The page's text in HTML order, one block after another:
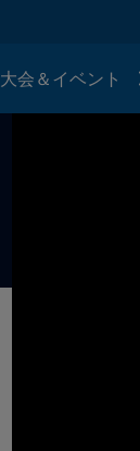
大会＆イベント